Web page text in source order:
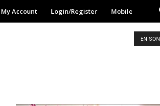
My Account Login/Register Mobile
EN SON